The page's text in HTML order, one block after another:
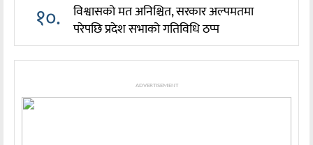
१०.
विश्वासको मत अनिश्चित, सरकार अल्पमतमा
परेपछि प्रदेश सभाको गतिविधि ठप्प
ADVERTISEMENT